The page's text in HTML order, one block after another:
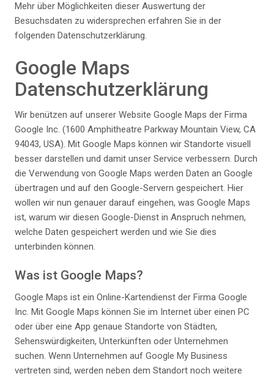
Mehr über Möglichkeiten dieser Auswertung der
Besuchsdaten zu widersprechen erfahren Sie in der
folgenden Datenschutzerklärung.
Google Maps
Datenschutzerklärung
Wir benützen auf unserer Website Google Maps der Firma
Google Inc. (1600 Amphitheatre Parkway Mountain View, CA
94043, USA). Mit Google Maps können wir Standorte visuell
besser darstellen und damit unser Service verbessern. Durch
die Verwendung von Google Maps werden Daten an Google
übertragen und auf den Google-Servern gespeichert. Hier
wollen wir nun genauer darauf eingehen, was Google Maps
ist, warum wir diesen Google-Dienst in Anspruch nehmen,
welche Daten gespeichert werden und wie Sie dies
unterbinden können.
Was ist Google Maps?
Google Maps ist ein Online-Kartendienst der Firma Google
Inc. Mit Google Maps können Sie im Internet über einen PC
oder über eine App genaue Standorte von Städten,
Sehenswürdigkeiten, Unterkünften oder Unternehmen
suchen. Wenn Unternehmen auf Google My Business
vertreten sind, werden neben dem Standort noch weitere